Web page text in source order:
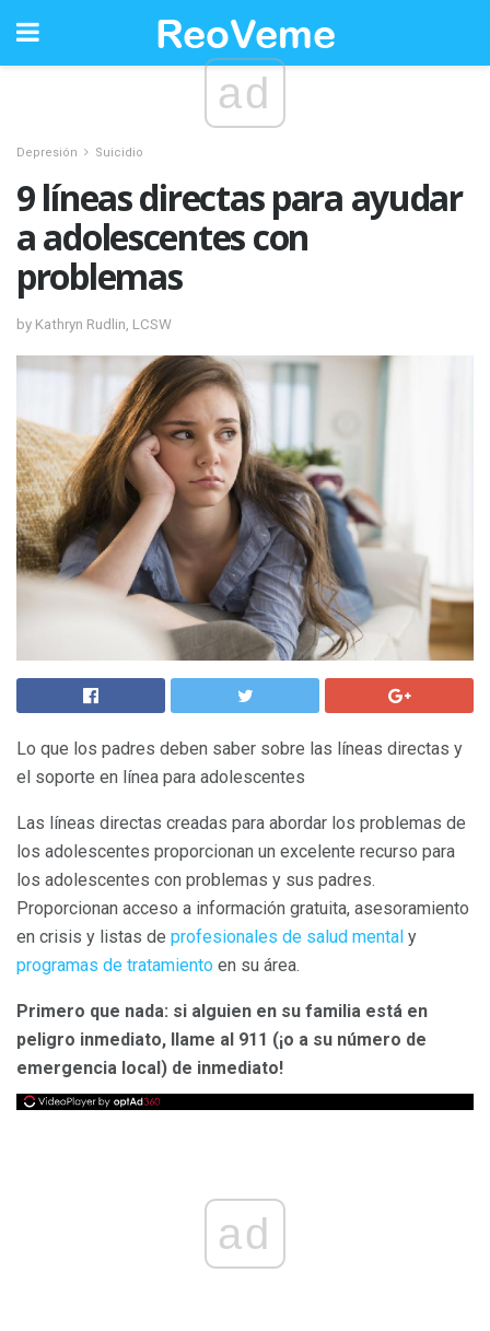
ad
Depresión Suicidio
9 líneas directas para ayudar
a adolescentes con
problemas
by Kathryn Rudlin, LCSW
Lo que los padres deben saber sobre las líneas directas y
el soporte en línea para adolescentes
Las líneas directas creadas para abordar los problemas de
los adolescentes proporcionan un excelente recurso para
los adolescentes con problemas y sus padres.
Proporcionan acceso a información gratuita, asesoramiento
en crisis y listas de profesionales de salud mental y
programas de tratamiento en su área.
Primero que nada: si alguien en su familia está en
peligro inmediato, llame al 911 (¡o a su número de
emergencia local) de inmediato!
ad